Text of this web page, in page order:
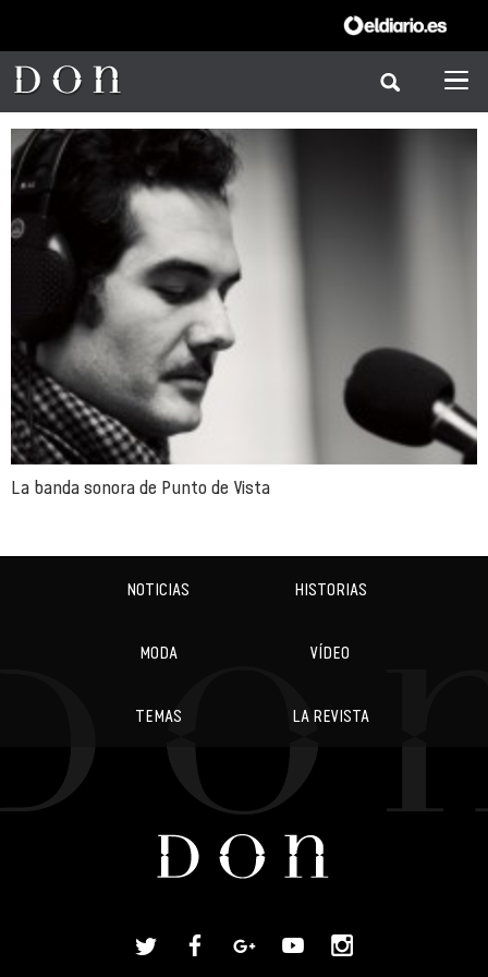
La banda sonora de Punto de Vista
NOTICIAS HISTORIAS
MODA VÍDEO
TEMAS LA REVISTA